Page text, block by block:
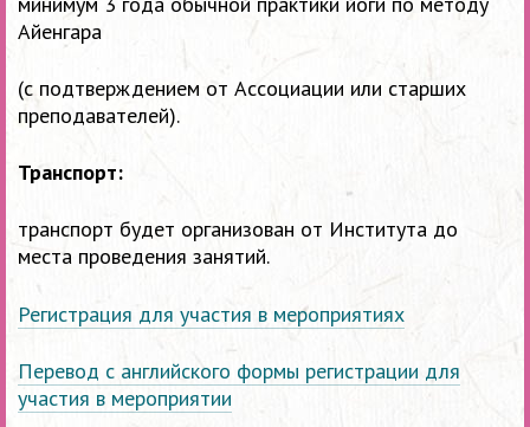
Айенгара
(с подтверждением от Ассоциации или старших
преподавателей).
Транспорт:
транспорт будет организован от Института до
места проведения занятий.
Регистрация для участия в мероприятиях
Перевод с английского формы регистрации для
участия в мероприятии